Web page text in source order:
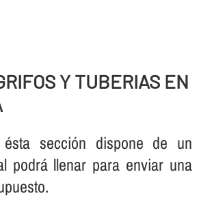
Y TUBERIAS EN
sección dispone de un
podrá llenar para enviar una